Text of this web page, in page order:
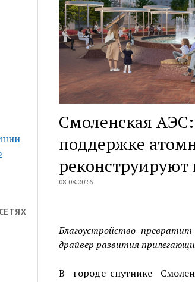
Смоленская
поддержке
08.08.2026
Благоустройство
драйвер развития
В городе-спутнике